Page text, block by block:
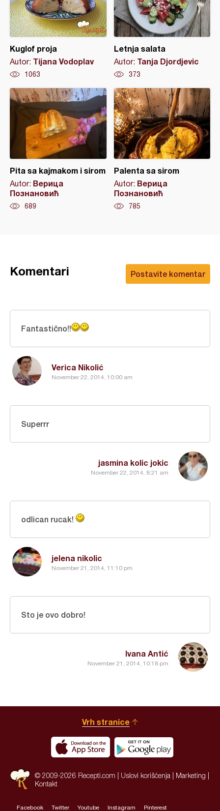
Kuglof proja
Autor: Tijana Vodoplav
1063
Letnja salata
Autor: Tanja Djordjevic
373
Pita sa kajmakom i sirom
Autor: Верица
Познановић
689
Palenta sa sirom
Autor: Верица
Познановић
785
Postavite komentar
Komentari
Verica Nikolić
November 22, 2014, 10:00 am
Fantastično!!
jasmina kolic jokic
November 22, 2014, 8:21 am
Superrr
jelena nikolic
November 21, 2014, 11:10 pm
odlican rucak!
Ivana Antić
November 21, 2014, 10:18 pm
Sto je ovo dobro!
Vrh stranice
© 2009-2026 Recepti.com | Uslovi korišćenja Marketing
Kontakt
Facebook Twitter Youtube Instagram Pinterest